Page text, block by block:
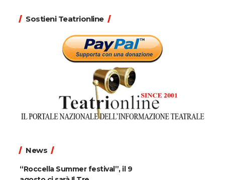
Sostieni Teatrionline
News
“Roccella Summer festival”, il 9